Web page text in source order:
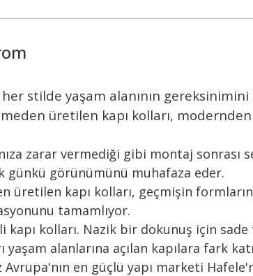
stilde yaşam alanının
üretilen kapı kolları,
zarar vermediği gibi montaj sonrası
günkü görünümünü muhafaza eder.
kapı kolları, geçmişin
tamamlıyor.
kolları. Nazik bir dokunuş için
alanlarına açılan kapılara fark
Avrupa'nın en güçlü yapı marketi